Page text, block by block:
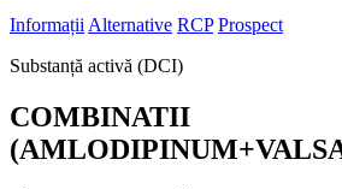
Informații Alternative RCP Prospect
Substanță activă (DCI)
COMBINATII